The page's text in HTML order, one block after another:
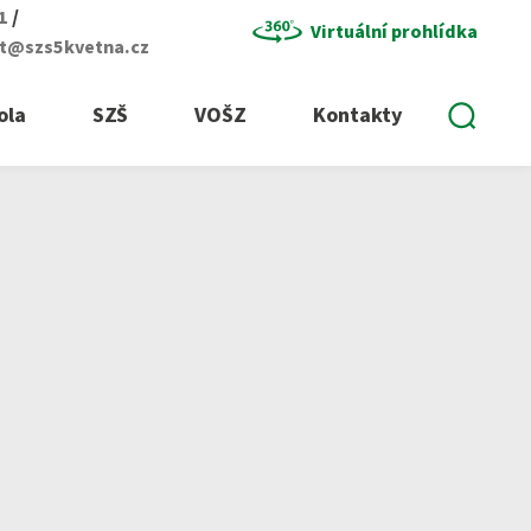
SZŠ VOŠZ Kontakty
/ Virtuální prohlídka